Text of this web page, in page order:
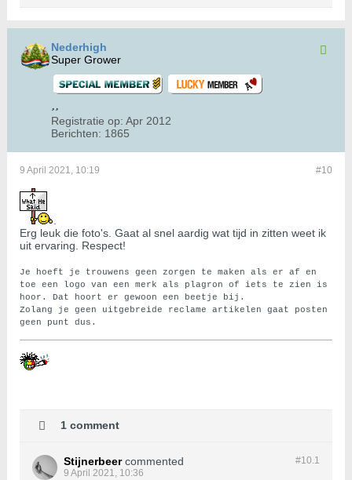
Nederhigh
Super Grower
Registratie op: Apr 2012
Berichten: 1865
#10
9 April 2021, 10:19
Erg leuk die foto's. Gaat al snel aardig wat tijd in zitten weet ik
uit ervaring. Respect!
Je hoeft je trouwens geen zorgen te maken als er af en
toe een logo van een merk als plagron of iets te zien is
hoor. Dat hoort er gewoon een beetje bij.
Zolang je geen uitgebreide reclame artikelen gaat posten
geen punt dus.
1 comment
#10.1
Stijnerbeer commented
9 April 2021, 10:36